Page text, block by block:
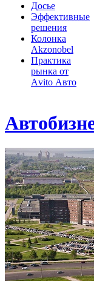
Досье
Эффективные
решения
Колонка
Akzonobel
Практика
рынка от
Аvito Авто